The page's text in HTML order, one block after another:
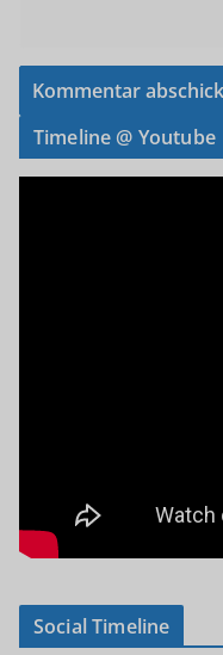
Timeline @ Youtube
Social Timeline